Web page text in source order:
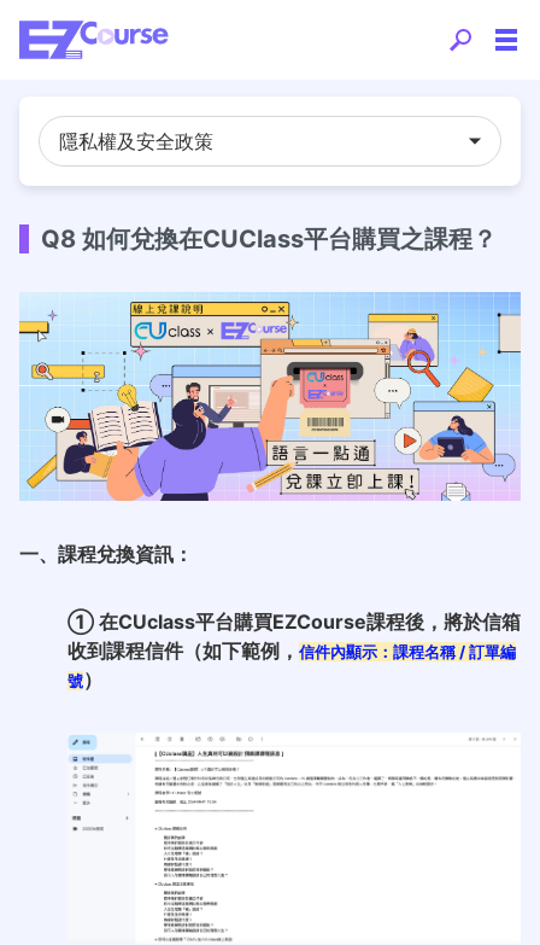
隱私權及安全政策
Q8 如何兌換在CUClass平台購買之課程？
一、課程兌換資訊：
① 在CUclass平台購買EZCourse課程後，將於信箱
收到課程信件（如下範例， 信件內顯示：課程名稱 /訂單編
號）